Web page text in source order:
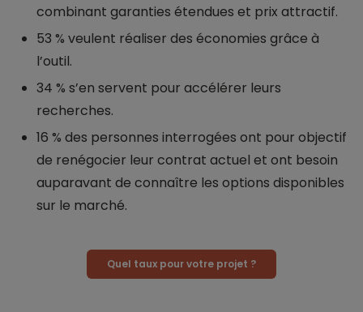
combinant garanties étendues et prix attractif.
53 % veulent réaliser des économies grâce à
l’outil.
34 % s’en servent pour accélérer leurs
recherches.
16 % des personnes interrogées ont pour objectif
de renégocier leur contrat actuel et ont besoin
auparavant de connaître les options disponibles
sur le marché.
Quel taux pour votre projet ?